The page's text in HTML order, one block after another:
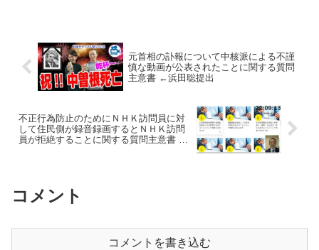
元首相の訃報について中核派による不謹
慎な動画が公表されたことに関する質問
主意書 ←浜田聡提出
不正行為防止のためにＮＨＫ訪問員に対
して住民側が録音録画するとＮＨＫ訪問
員が拒絶することに関する質問主意書 ←
コメント
コメントを書き込む